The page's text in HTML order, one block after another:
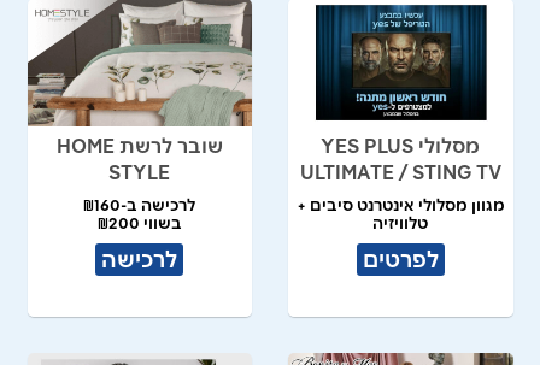
מסלולי YES PLUS
ULTIMATE / STING TV
מגוון מסלולי אינטרנט סיבים +
טלוויזיה
לפרטים
שובר לרשת HOME
STYLE
לרכישה ב-₪160
בשווי ₪200
לרכישה